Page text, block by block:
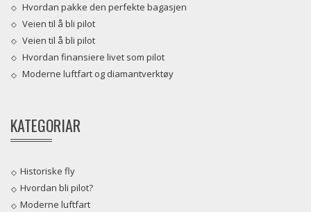
Hvordan pakke den perfekte bagasjen
Veien til å bli pilot
Veien til å bli pilot
Hvordan finansiere livet som pilot
Moderne luftfart og diamantverktøy
KATEGORIAR
Historiske fly
Hvordan bli pilot?
Moderne luftfart